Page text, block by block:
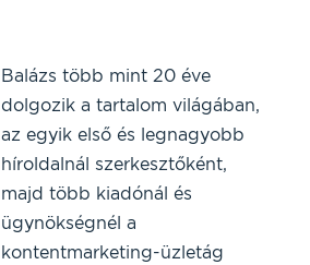
Balázs több mint 20 éve
dolgozik a tartalom világában,
az egyik első és legnagyobb
híroldalnál szerkesztőként,
majd több kiadónál és
ügynökségnél a
kontentmarketing-üzletág